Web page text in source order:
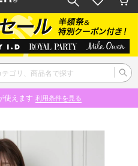
使えます 利用条件を見る